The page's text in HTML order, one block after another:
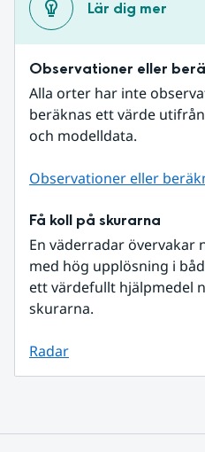
Lär dig mer
Observationer eller
Alla orter har inte
beräknas ett värde
och modelldata.
Observationer eller
Få koll på skurarna
En väderradar övervakar
med hög upplösning i
ett värdefullt hjälpmedel
skurarna.
Radar